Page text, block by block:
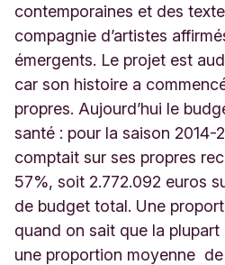
contemporaines et des
compagnie d’artistes
émergents. Le projet est
car son histoire a
propres. Aujourd’hui le
santé : pour la saison 2014-
comptait sur ses propres
57%, soit 2.772.092 euros
de budget total. Une
quand on sait que la
une proportion moyenne